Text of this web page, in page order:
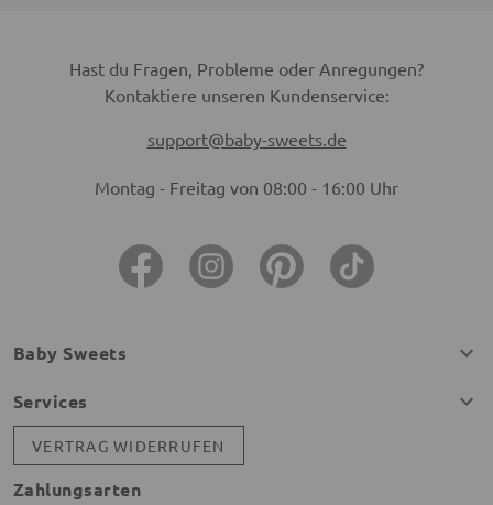
Hast du Fragen, Probleme oder Anregungen?
Kontaktiere unseren Kundenservice:
support@baby-sweets.de
Montag - Freitag von 08:00 - 16:00 Uhr
Baby Sweets
Services
VERTRAG WIDERRUFEN
Zahlungsarten